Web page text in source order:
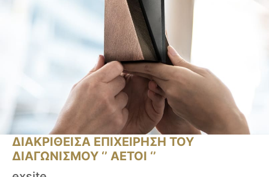
ΔΙΑΚΡΙΘΕΙΣΑ ΕΠΙΧΕΙΡΗΣΗ ΤΟΥ
ΔΙΑΓΩΝΙΣΜΟΥ ‘’ ΑΕΤΟΙ ‘’